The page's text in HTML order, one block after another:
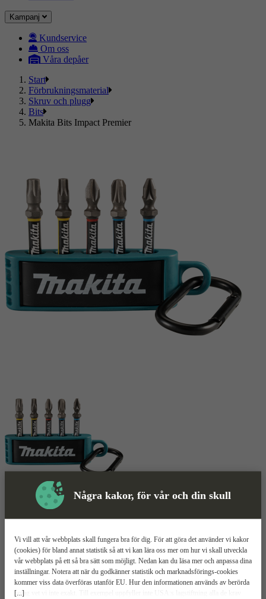
Några kakor, för vår och din skull
[...]
Vi vill att vår webbplats skall fungera bra för dig. För att göra det använder vi kakor
(cookies) för bland annat statistik så att vi kan lära oss mer om hur vi skall utveckla
vår webbplats på ett så bra sätt som möjligt. Nedan kan du läsa mer och anpassa dina
inställningar. Notera att när du godkänner statistik och marknadsförings-cookies
kommer viss data överföras utanför EU. Hur den informationen används av berörda
bolag vet vi inte exakt. Till exempel uppfyller inte USA:s lagstiftning alla de krav
Kampanj
Kundservice
Om oss
Våra depåer
Start
Förbrukningsmaterial
Skruv och plugg
Bits
Makita Bits Impact Premier
Mer information
Makita Impact Premier
Praktisk att ta med
50 mm bits
För slagskruvdragare